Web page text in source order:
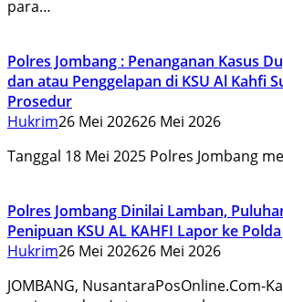
para…
Polres Jombang : Penanganan Kasus
dan atau Penggelapan di KSU Al Kahfi
Prosedur
Hukrim26 Mei 202626 Mei 2026
Tanggal 18 Mei 2025 Polres Jombang
Polres Jombang Dinilai Lamban,
Penipuan KSU AL KAHFI Lapor ke
Hukrim26 Mei 202626 Mei 2026
JOMBANG, NusantaraPosOnline.Com-